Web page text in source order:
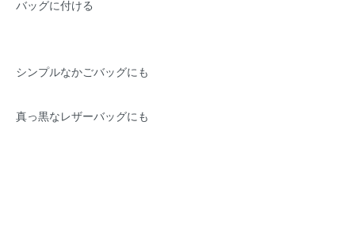
バッグに付ける
シンプルなかごバッグにも
真っ黒なレザーバッグにも